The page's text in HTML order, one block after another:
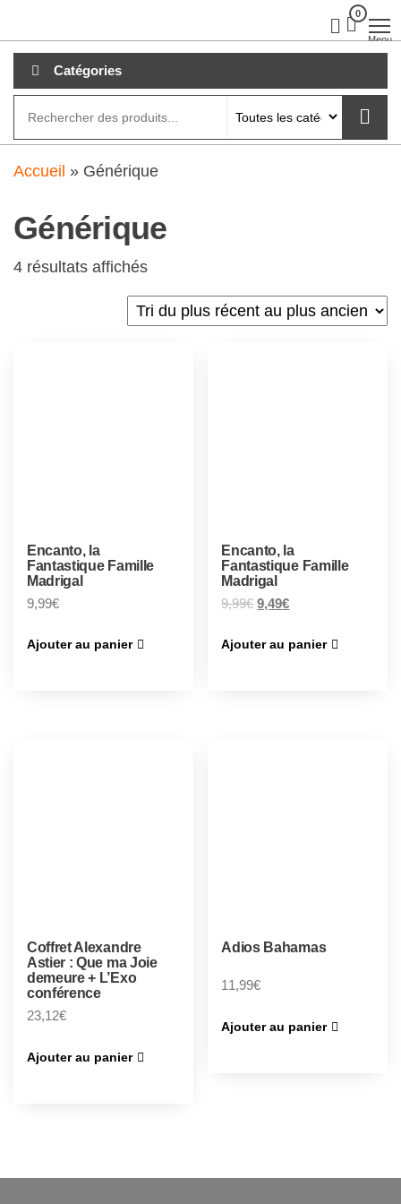
au
contenu
0
Menu
Catégories
Accueil » Générique
Générique
4 résultats affichés
Encanto, la
Fantastique Famille
Madrigal
9,99€
Ajouter au panier
Encanto, la
Fantastique Famille
Madrigal
9,99€ 9,49€
Ajouter au panier
Coffret Alexandre
Astier : Que ma Joie
demeure + L’Exo
conférence
23,12€
Ajouter au panier
Adios Bahamas
11,99€
Ajouter au panier